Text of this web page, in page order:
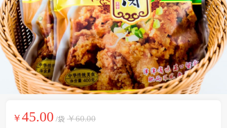
￥45.00 /袋 ￥60.00